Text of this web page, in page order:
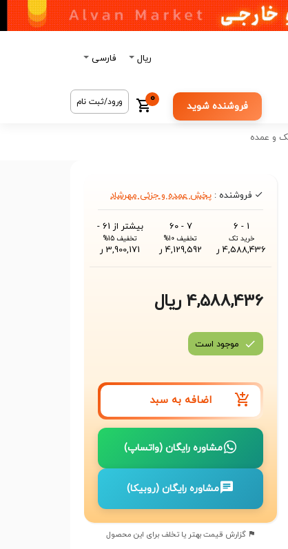
ریال فارسی
فروشنده شوید
0 ورود/ثبت نام
فروشنده : پخش عمده و جزئی مهرشاد
1 - 6
خرید تک
4,588,436 ر
7 - 60
تخفیف 10%
4,129,592 ر
بیشتر از 61 -
تخفیف 15%
3,900,171 ر
4,588,436 ریال
موجود است
اضافه به سبد
مشاوره رایگان (واتساپ)
مشاوره رایگان (روبیکا)
گزارش قیمت بهتر یا تخلف برای این محصول